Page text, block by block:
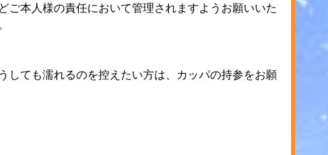
ご本人様の責任において管理されますようお願いいた
しても濡れるのを控えたい方は、カッパの持参をお願